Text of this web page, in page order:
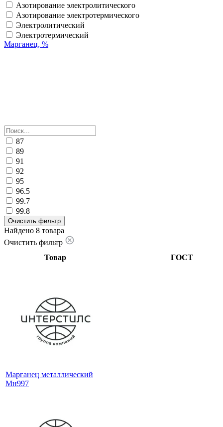
Азотирование электролитического
Азотирование электротермического
Электролитический
Электротермический
Марганец, %
87
89
91
92
95
96.5
99.7
99.8
Очистить фильтр
Найдено 8 товара
Очистить фильтр
Товар
ГОСТ
Марганец металлический
Мн997